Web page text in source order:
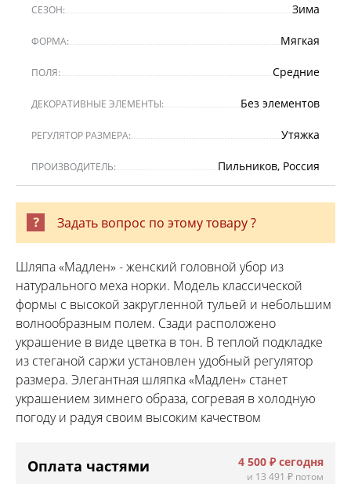
СЕЗОН: Зима
ФОРМА: Мягкая
ПОЛЯ: Средние
ДЕКОРАТИВНЫЕ ЭЛЕМЕНТЫ: Без элементов
РЕГУЛЯТОР РАЗМЕРА: Утяжка
ПРОИЗВОДИТЕЛЬ: Пильников, Россия
Задать вопрос по этому товару ?
Шляпа «Мадлен» - женский головной убор из
натурального меха норки. Модель классической
формы с высокой закругленной тульей и небольшим
волнообразным полем. Сзади расположено
украшение в виде цветка в тон. В теплой подкладке
из стеганой саржи установлен удобный регулятор
размера. Элегантная шляпка «Мадлен» станет
украшением зимнего образа, согревая в холодную
погоду и радуя своим высоким качеством
Оплата частями 4 500 ₽ сегодня
и 13 491 ₽ потом